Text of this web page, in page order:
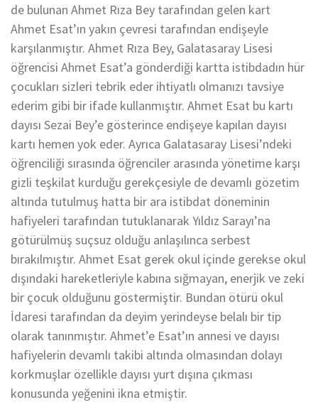
de bulunan Ahmet Rıza Bey tarafından gelen kart
Ahmet Esat’ın yakın çevresi tarafından endişeyle
karşılanmıştır. Ahmet Rıza Bey, Galatasaray Lisesi
öğrencisi Ahmet Esat’a gönderdiği kartta istibdadın hür
çocukları sizleri tebrik eder ihtiyatlı olmanızı tavsiye
ederim gibi bir ifade kullanmıştır. Ahmet Esat bu kartı
dayısı Sezai Bey’e gösterince endişeye kapılan dayısı
kartı hemen yok eder. Ayrıca Galatasaray Lisesi’ndeki
öğrenciliği sırasında öğrenciler arasında yönetime karşı
gizli teşkilat kurduğu gerekçesiyle de devamlı gözetim
altında tutulmuş hatta bir ara istibdat döneminin
hafiyeleri tarafından tutuklanarak Yıldız Sarayı’na
götürülmüş suçsuz olduğu anlaşılınca serbest
bırakılmıştır. Ahmet Esat gerek okul içinde gerekse okul
dışındaki hareketleriyle kabına sığmayan, enerjik ve zeki
bir çocuk olduğunu göstermiştir. Bundan ötürü okul
İdaresi tarafından da deyim yerindeyse belalı bir tip
olarak tanınmıştır. Ahmet’e Esat’ın annesi ve dayısı
hafiyelerin devamlı takibi altında olmasından dolayı
korkmuşlar özellikle dayısı yurt dışına çıkması
konusunda yeğenini ikna etmiştir.